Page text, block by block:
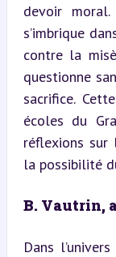
devoir
s’imbrique
contre la
questionne
sacrifice.
écoles du
réflexions sur
la possibilité
B. Vautrin,
Dans